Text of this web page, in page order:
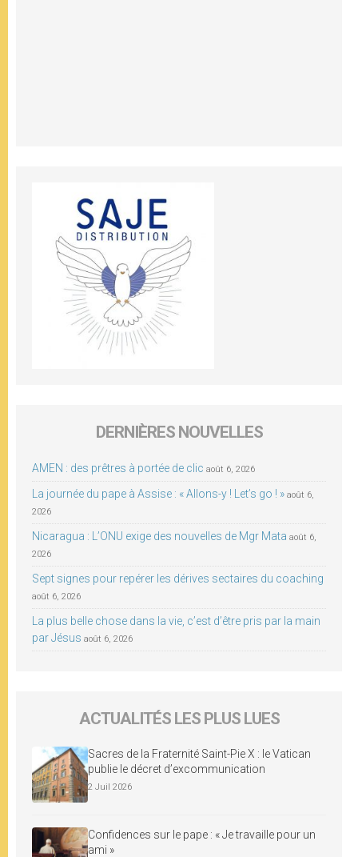
DERNIÈRES NOUVELLES
AMEN : des prêtres à portée de clic août 6, 2026
La journée du pape à Assise : « Allons-y ! Let’s go ! » août 6,
2026
Nicaragua : L’ONU exige des nouvelles de Mgr Mata août 6,
2026
Sept signes pour repérer les dérives sectaires du coaching
août 6, 2026
La plus belle chose dans la vie, c’est d’être pris par la main
par Jésus août 6, 2026
ACTUALITÉS LES PLUS LUES
Sacres de la Fraternité Saint-Pie X : le Vatican
publie le décret d’excommunication
2 Juil 2026
Confidences sur le pape : « Je travaille pour un
ami »